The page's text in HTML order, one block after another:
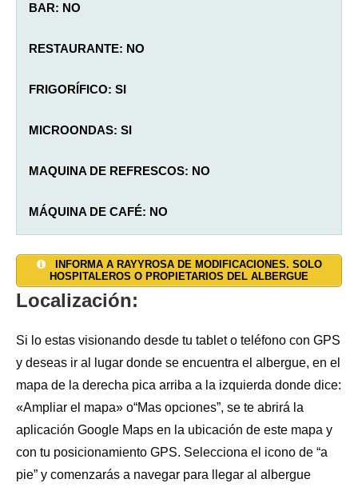
BAR: NO
RESTAURANTE: NO
FRIGORÍFICO: SI
MICROONDAS: SI
MAQUINA DE REFRESCOS: NO
MÁQUINA DE CAFÉ: NO
JARDÍN: NO
ALOJAMIENTO PRIVADO: NO
DUCHAS: 2
LAVADORA: NO
LAVADERO: SI
SECADORA: NO
CALEFACCIÓN: SI (1 radiador eléctrico)
colchón desechable.
INTERNET WI-FI: NO
RESGUARDO BICICLETAS: SI
ESTABLO: SI (finca cercana)
INFORMA A RAYYROSA DE MODIFICACIONES. SOLO
HOSPITALEROS O PROPIETARIOS DEL ALBERGUE
Localización:
Si lo estas visionando desde tu tablet o teléfono con GPS
y deseas ir al lugar donde se encuentra el albergue, en el
mapa de la derecha pica arriba a la izquierda donde dice:
«Ampliar el mapa» o“Mas opciones”, se te abrirá la
aplicación Google Maps en la ubicación de este mapa y
con tu posicionamiento GPS. Selecciona el icono de “a
pie” y comenzarás a navegar para llegar al albergue